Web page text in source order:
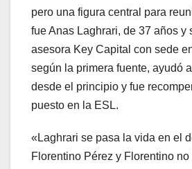
pero una figura central para
fue Anas Laghrari, de 37 años y
asesora Key Capital con sede
según la primera fuente, ayudó
desde el principio y fue
puesto en la ESL.
«Laghrari se pasa la vida en el
Florentino Pérez y Florentino